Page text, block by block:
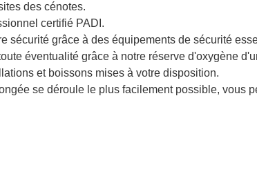
des cénotes.
certifié PADI.
sécurité grâce à des équipements de sécurité
éventualité grâce à notre réserve d'oxygène
et boissons mises à votre disposition.
se déroule le plus facilement possible, vous